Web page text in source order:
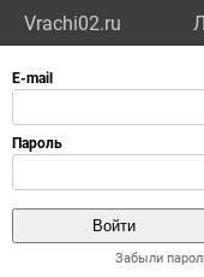
Vrachi02.ru
Забыли